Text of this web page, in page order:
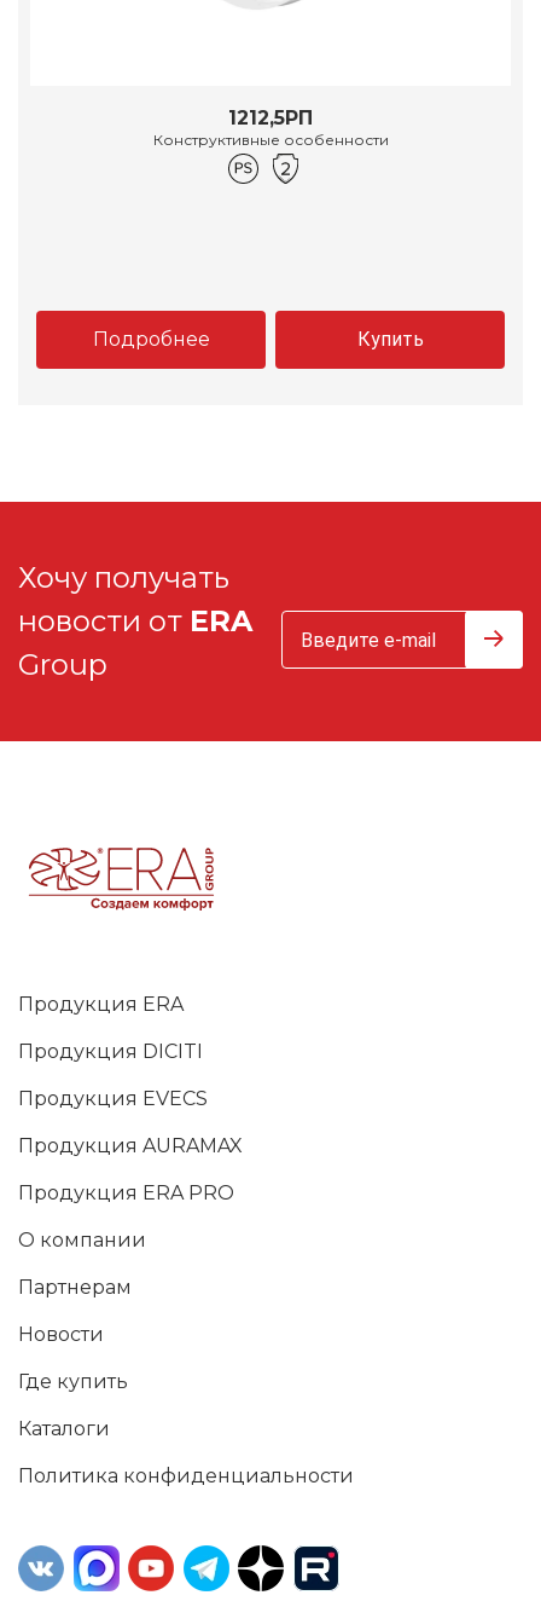
1212,5РП
Конструктивные особенности
Подробнее Купить
Хочу получать
новости от ERA
Group
Продукция ERA
Продукция DICITI
Продукция EVECS
Продукция AURAMAX
Продукция ERA PRO
О компании
Партнерам
Новости
Где купить
Каталоги
Политика конфиденциальности